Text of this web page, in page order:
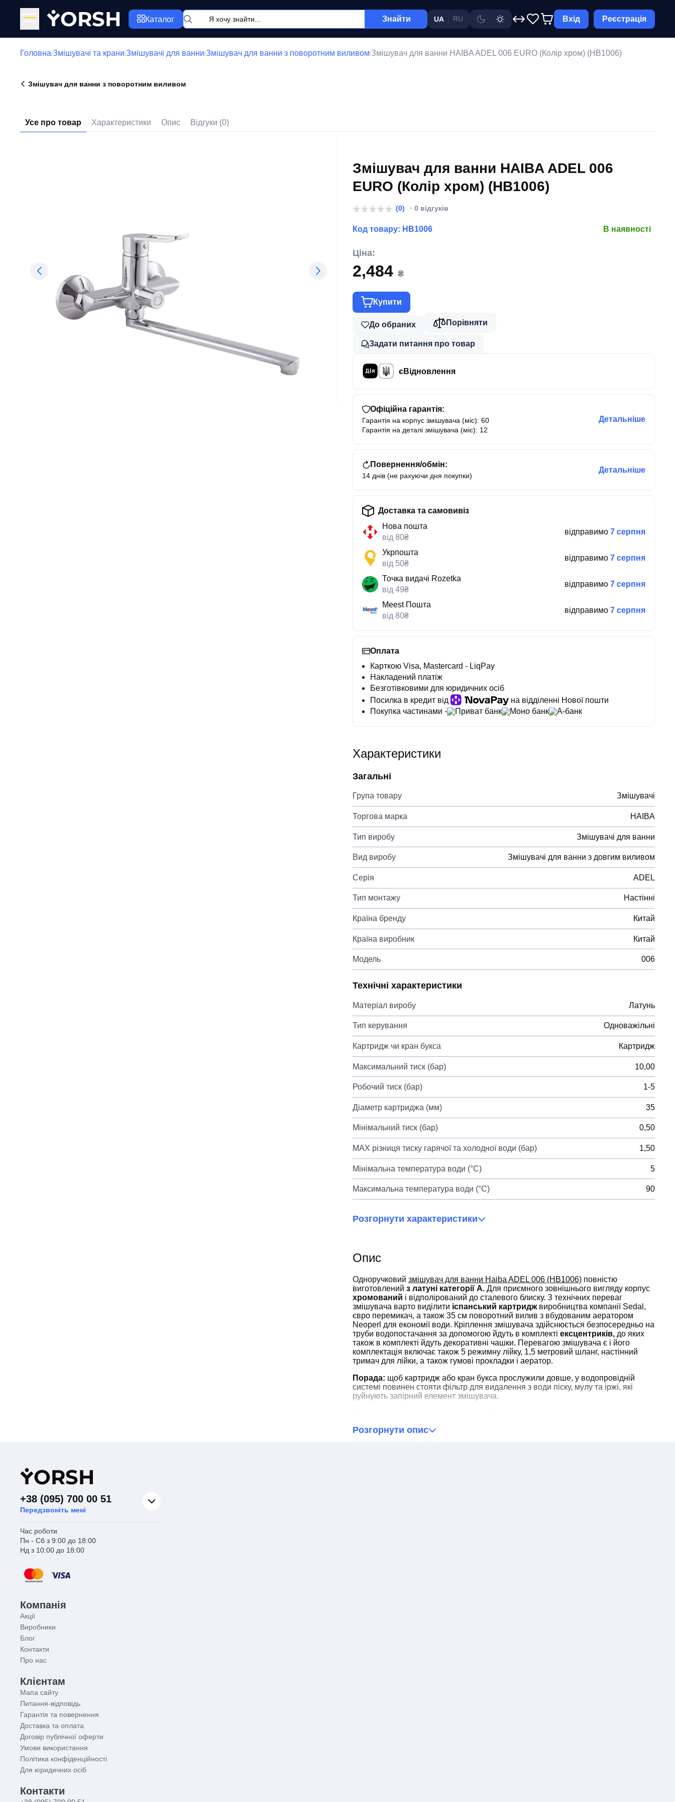
YORSH Каталог Знайти UA RU Вхід Реєстрація
Головна/Змішувачі та крани/Змішувачі для ванни/Змішувач для ванни з поворотним виливом/Змішувач для ванни HAIBA ADEL 006 EURO (Колір хром) (HB1006)
Змішувач для ванни з поворотним виливом
Усе про товар Характеристики Опис Відгуки (0)
Змішувач для ванни HAIBA ADEL 006
EURO (Колір хром) (HB1006)
(0) · 0 відгуків
Код товару: HB1006 В наявності
Ціна:
2,484 ₴
Купити
До обраних Порівняти
Задати питання про товар
єВідновлення
Офіційна гарантія:
Гарантія на корпус змішувача (міс): 60
Гарантія на деталі змішувача (міс): 12
Детальніше
Повернення/обмін:
14 днів (не рахуючи дня покупки)
Детальніше
Доставка та самовивіз
Нова пошта
від 80₴
відправимо 7 серпня
Укрпошта
від 50₴
відправимо 7 серпня
Точка видачі Rozetka
від 49₴
відправимо 7 серпня
Meest Пошта
від 80₴
відправимо 7 серпня
Оплата
Карткою Visa, Mastercard - LiqPay
Накладений платіж
Безготівковими для юридичних осіб
Посилка в кредит від
на відділенні Нової пошти
Покупка частинами -
Приват банк Моно банк А-банк
Характеристики
Загальні
Група товару Змішувачі
Торгова марка HAIBA
Тип виробу Змішувачі для ванни
Вид виробу Змішувачі для ванни з довгим виливом
Серія ADEL
Тип монтажу Настінні
Країна бренду Китай
Країна виробник Китай
Модель 006
Технічні характеристики
Матеріал виробу Латунь
Тип керування Одноважільні
Картридж чи кран букса Картридж
Максимальний тиск (бар) 10,00
Робочий тиск (бар) 1-5
Діаметр картриджа (мм) 35
Мінімальний тиск (бар) 0,50
MAX різниця тиску гарячої та холодної води (бар) 1,50
Мінімальна температура води (°C) 5
Максимальна температура води (°C) 90
Розгорнути характеристики
Опис
Одноручковий змішувач для ванни Haiba ADEL 006 (HB1006) повністю
виготовлений з латуні категорії А. Для приємного зовнішнього вигляду корпус
хромований і відполірований до сталевого блиску. З технічних переваг
змішувача варто виділити іспанський картриджвиробництва компанії Sedal,
євро перемикач, а також 35 см поворотний вилив з вбудованим аератором
Neoperl для економії води. Кріплення змішувача здійснюється безпосередньо на
труби водопостачання за допомогою йдуть в комплекті ексцентриків, до яких
також в комплекті йдуть декоративні чашки. Перевагою змішувача є і його
комплектація включає також 5 режимну лійку, 1,5 метровий шланг, настінний
тримач для лійки, а також гумові прокладки і аератор.
Порада: щоб картридж або кран букса прослужили довше, у водопровідній
системі повинен стояти фільтр для видалення з води піску, мулу та іржі, які
руйнують запірний елемент змішувача.
товару, або неповної комплектації замовлення звертайтесь до нас по телефону
Розгорнути опис
YORSH
+38 (095) 700 00 51
Передзвоніть мені
Час роботи
Пн - Сб з 9:00 до 18:00
Нд з 10:00 до 18:00
Компанія
Акції
Виробники
Блог
Контакти
Про нас
Клієнтам
Мапа сайту
Питання-відповідь
Гарантія та повернення
Доставка та оплата
Договір публічної оферти
Умови використання
Політика конфіденційності
Для юридичних осіб
Контакти